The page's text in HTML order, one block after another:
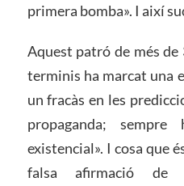
primera bomba». I així
Aquest patró de més de
terminis ha marcat una
un fracàs en les
propaganda;
existencial». I cosa que
falsa afirmació de